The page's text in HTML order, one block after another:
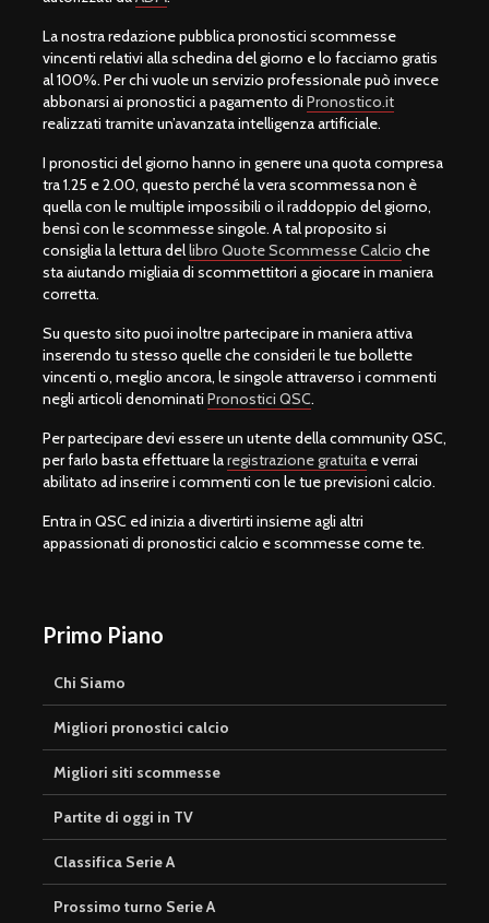
La nostra redazione pubblica pronostici scommesse
vincenti relativi alla schedina del giorno e lo facciamo gratis
al 100%. Per chi vuole un servizio professionale può invece
abbonarsi ai pronostici a pagamento di Pronostico.it
realizzati tramite un’avanzata intelligenza artificiale.
I pronostici del giorno hanno in genere una quota compresa
tra 1.25 e 2.00, questo perché la vera scommessa non è
quella con le multiple impossibili o il raddoppio del giorno,
bensì con le scommesse singole. A tal proposito si
consiglia la lettura dellibro Quote Scommesse Calcio che
sta aiutando migliaia di scommettitori a giocare in maniera
corretta.
Su questo sito puoi inoltre partecipare in maniera attiva
inserendo tu stesso quelle che consideri le tue bollette
vincenti o, meglio ancora, le singole attraverso i commenti
negli articoli denominati Pronostici QSC.
Per partecipare devi essere un utente della community QSC,
per farlo basta effettuare laregistrazione gratuita e verrai
abilitato ad inserire i commenti con le tue previsioni calcio.
Entra in QSC ed inizia a divertirti insieme agli altri
appassionati di pronostici calcio e scommesse come te.
Primo Piano
Chi Siamo
Migliori pronostici calcio
Migliori siti scommesse
Partite di oggi in TV
Classifica Serie A
Prossimo turno Serie A